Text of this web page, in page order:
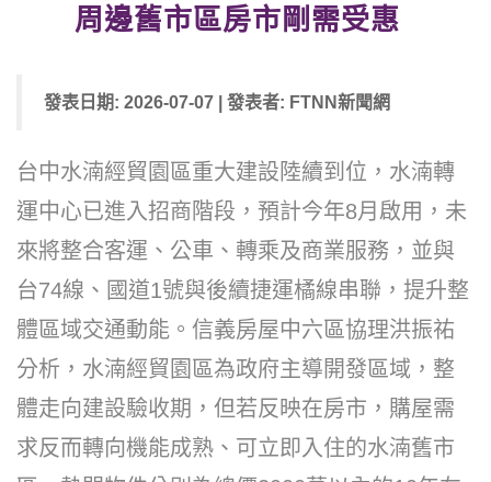
周邊舊市區房市剛需受惠
發表日期: 2026-07-07 | 發表者: FTNN新聞網
台中水湳經貿園區重大建設陸續到位，水湳轉
運中心已進入招商階段，預計今年8月啟用，未
來將整合客運、公車、轉乘及商業服務，並與
台74線、國道1號與後續捷運橘線串聯，提升整
體區域交通動能。信義房屋中六區協理洪振祐
分析，水湳經貿園區為政府主導開發區域，整
體走向建設驗收期，但若反映在房市，購屋需
求反而轉向機能成熟、可立即入住的水湳舊市